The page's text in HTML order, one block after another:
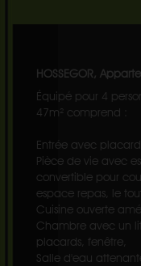
HOSSEGOR,
Équipé pour 4
47m² comprend :
Entrée avec
Pièce de vie avec
convertible pour
espace repas, le
Cuisine ouverte
Chambre avec un
placards, fenêtre,
Salle d'eau